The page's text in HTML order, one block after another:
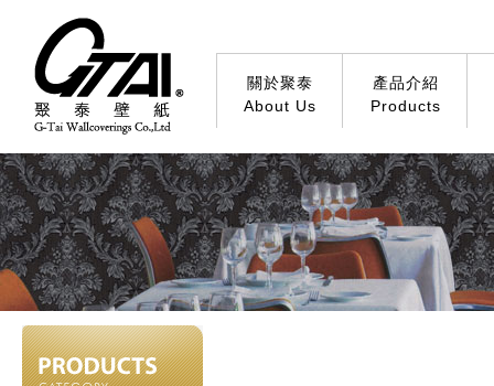
關於聚泰
About Us
產品介紹
Products